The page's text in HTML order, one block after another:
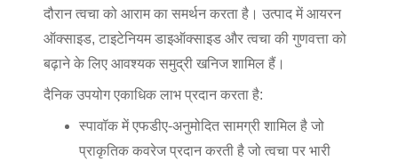
दौरान त्वचा को आराम का समर्थन करता है। उत्पाद में आयरन
ऑक्साइड, टाइटेनियम डाइऑक्साइड और त्वचा की गुणवत्ता को
बढ़ाने के लिए आवश्यक समुद्री खनिज शामिल हैं।
दैनिक उपयोग एकाधिक लाभ प्रदान करता है:
स्पावॉक में एफडीए-अनुमोदित सामग्री शामिल है जो
प्राकृतिक कवरेज प्रदान करती है जो त्वचा पर भारी